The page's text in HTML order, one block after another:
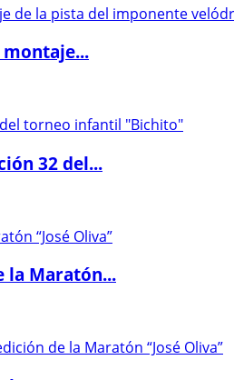
montaje...
32 del...
la Maratón...